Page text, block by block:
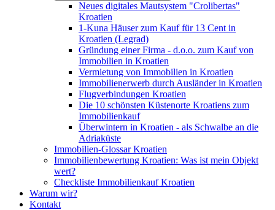
Neues digitales Mautsystem "Crolibertas"
Kroatien
1-Kuna Häuser zum Kauf für 13 Cent in
Kroatien (Legrad)
Gründung einer Firma - d.o.o. zum Kauf von
Immobilien in Kroatien
Vermietung von Immobilien in Kroatien
Immobilienerwerb durch Ausländer in Kroatien
Flugverbindungen Kroatien
Die 10 schönsten Küstenorte Kroatiens zum
Immobilienkauf
Überwintern in Kroatien - als Schwalbe an die
Adriaküste
Immobilien-Glossar Kroatien
Immobilienbewertung Kroatien: Was ist mein Objekt
wert?
Checkliste Immobilienkauf Kroatien
Warum wir?
Kontakt